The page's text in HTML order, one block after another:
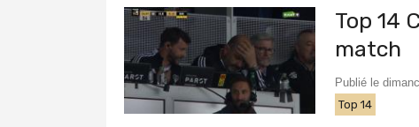
Top 14
match
Publié le
Top 14